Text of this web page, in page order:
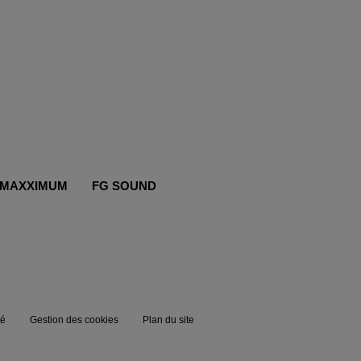
FG SOUND
Gestion des cookies Plan du site